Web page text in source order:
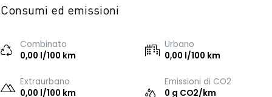
Consumi ed emissioni
Combinato
0,00 l/100 km
Urbano
0,00 l/100 km
Extraurbano
0,00 l/100 km
Emissioni di CO2
0 g CO2/km